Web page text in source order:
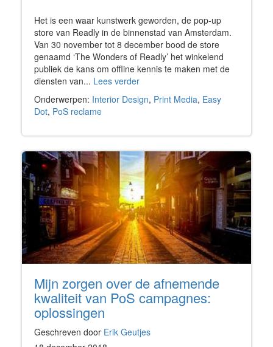
Het is een waar kunstwerk geworden, de pop-up
store van Readly in de binnenstad van Amsterdam.
Van 30 november tot 8 december bood de store
genaamd ‘The Wonders of Readly’ het winkelend
publiek de kans om offline kennis te maken met de
diensten van... Lees verder
Onderwerpen: Interior Design, Print Media, Easy
Dot, PoS reclame
Mijn zorgen over de afnemende
kwaliteit van PoS campagnes:
oplossingen
Geschreven door Erik Geutjes